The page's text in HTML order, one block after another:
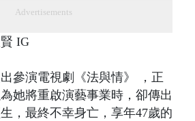
Advertisements
IG
參演電視劇《法與情》 ，正
她將重啟演藝事業時，卻傳出
，最終不幸身亡，享年47歲的